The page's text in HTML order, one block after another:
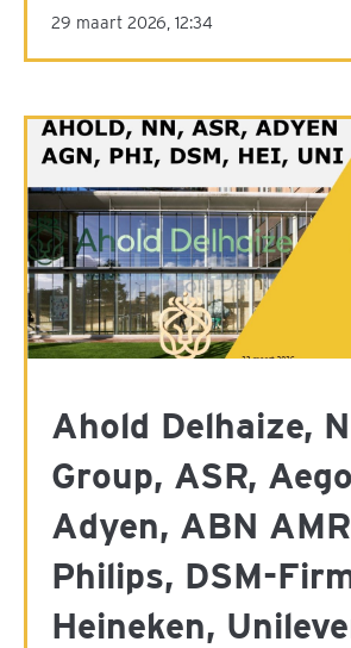
29 maart 2026, 12:34
Ahold Delhaize,
Group, ASR,
Adyen, ABN
Philips, DSM-
Heineken,